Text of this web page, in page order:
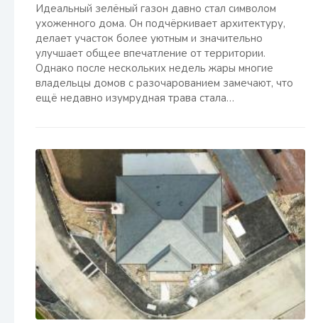
Идеальный зелёный газон давно стал символом
ухоженного дома. Он подчёркивает архитектуру,
делает участок более уютным и значительно
улучшает общее впечатление от территории.
Однако после нескольких недель жары многие
владельцы домов с разочарованием замечают, что
ещё недавно изумрудная трава стала…